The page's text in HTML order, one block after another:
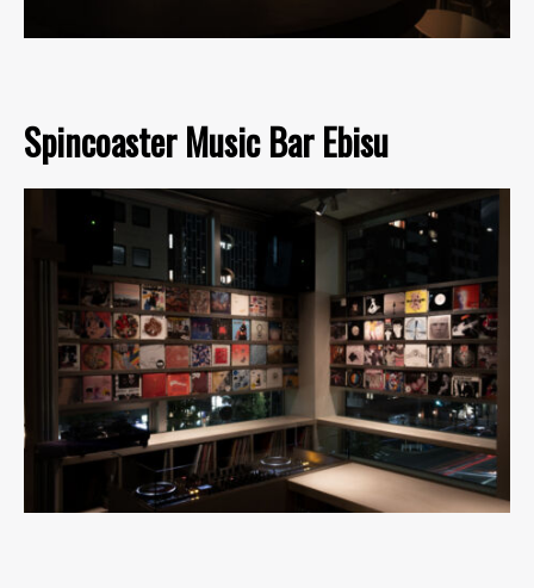
Spincoaster Music Bar Ebisu